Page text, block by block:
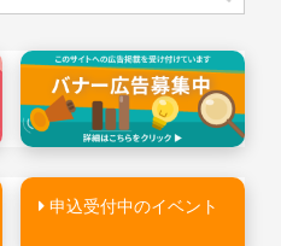
申込受付中のイベント